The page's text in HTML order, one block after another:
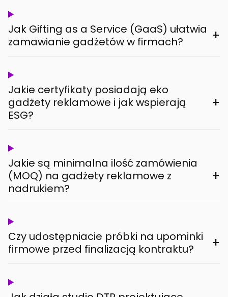
Jak Gifting as a Service (GaaS) ułatwia
zamawianie gadżetów w firmach?
+
Jakie certyfikaty posiadają eko
gadżety reklamowe i jak wspierają
ESG?
+
Jakie są minimalna ilość zamówienia
(MOQ) na gadżety reklamowe z
nadrukiem?
+
Czy udostępniacie próbki na upominki
firmowe przed finalizacją kontraktu?
+